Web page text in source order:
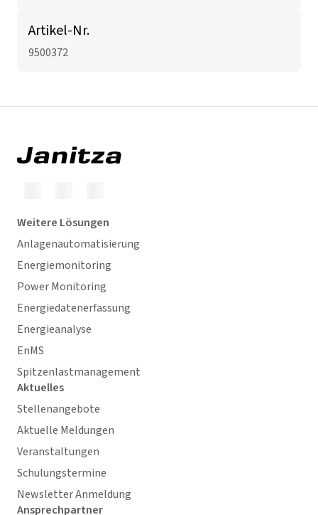
Artikel-Nr.
9500372
Weitere Lösungen
Anlagenautomatisierung
Energiemonitoring
Power Monitoring
Energiedatenerfassung
Energieanalyse
EnMS
Spitzenlastmanagement
Aktuelles
Stellenangebote
Aktuelle Meldungen
Veranstaltungen
Schulungstermine
Newsletter Anmeldung
Ansprechpartner